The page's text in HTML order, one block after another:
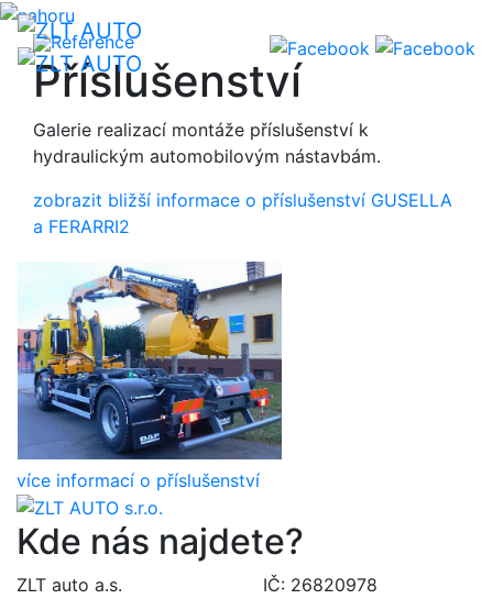
Reference
Příslušenství
Galerie realizací montáže příslušenství k
hydraulickým automobilovým nástavbám.
zobrazit bližší informace o příslušenství GUSELLA
a FERARRI2
více informací o příslušenství
Kde nás najdete?
ZLT auto a.s.
IČ: 26820978